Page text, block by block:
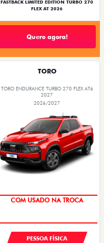
FASTBACK LIMITED EDITION TURBO 270
FLEX AT 2026
Quero agora!
TORO
TORO ENDURANCE TURBO 270 FLEX AT6
2027
2026/2027
OPORTUNIDADE
PESSOA FÍSICA